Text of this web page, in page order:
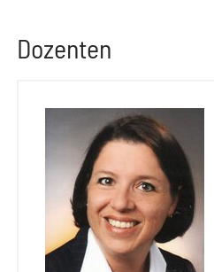
Dozenten